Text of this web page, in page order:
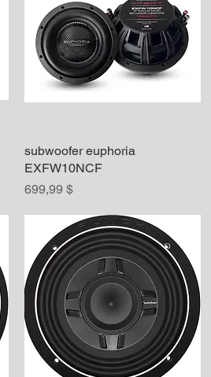
Aperçu rapide
subwoofer euphoria
EXFW10NCF
Prix
699,99 $